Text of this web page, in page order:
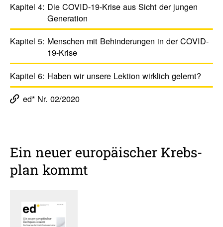
Kapitel 4: Die COVID-19-Krise aus Sicht der jungen
Gene­ra­tion
Kapitel 5: Menschen mit Behin­de­rungen in der COVID-
19-Krise
Kapitel 6: Haben wir unsere Lektion wirk­lich gelernt?
ed* Nr. 02/2020
Ein neuer euro­päi­scher Krebs­
plan kommt